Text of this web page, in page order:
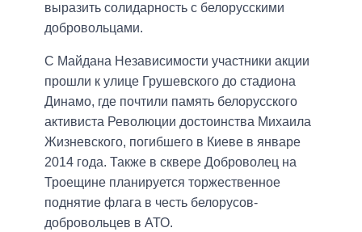
выразить солидарность с белорусскими
добровольцами.
С Майдана Независимости участники акции
прошли к улице Грушевского до стадиона
Динамо, где почтили память белорусского
активиста Революции достоинства Михаила
Жизневского, погибшего в Киеве в январе
2014 года. Также в сквере Доброволец на
Троещине планируется торжественное
поднятие флага в честь белорусов-
добровольцев в АТО.